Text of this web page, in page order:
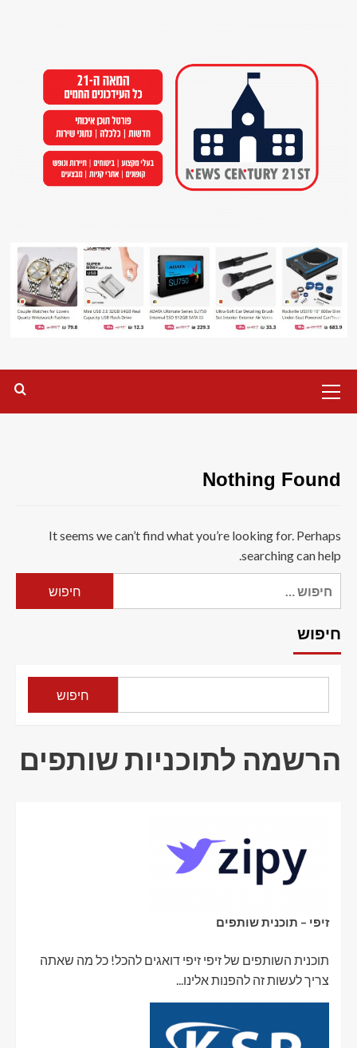
Menu
Nothing Found
It seems we can’t find what you’re looking for. Perhaps
searching can help.
חיפוש
חיפוש
הרשמה לתוכניות שותפים
זיפי – תוכנית שותפים
תוכנית השותפים של זיפי זיפי דואגים להכל! כל מה שאתה
צריך לעשות זה להפנות אלינו...